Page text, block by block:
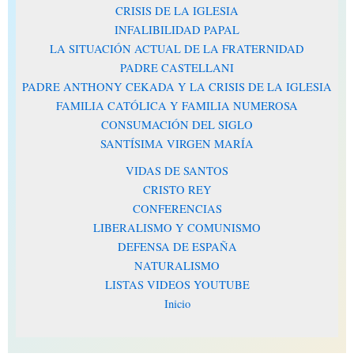
CRISIS DE LA IGLESIA
INFALIBILIDAD PAPAL
LA SITUACIÓN ACTUAL DE LA FRATERNIDAD
PADRE CASTELLANI
PADRE ANTHONY CEKADA Y LA CRISIS DE LA IGLESIA
FAMILIA CATÓLICA Y FAMILIA NUMEROSA
CONSUMACIÓN DEL SIGLO
SANTÍSIMA VIRGEN MARÍA
VIDAS DE SANTOS
CRISTO REY
CONFERENCIAS
LIBERALISMO Y COMUNISMO
DEFENSA DE ESPAÑA
NATURALISMO
LISTAS VIDEOS YOUTUBE
Inicio